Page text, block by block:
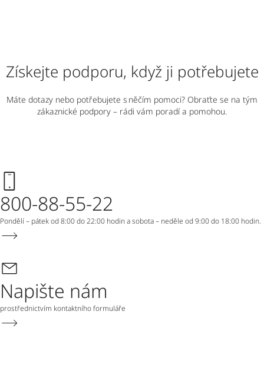
Získejte podporu, když ji potřebujete
Máte dotazy nebo potřebujete s něčím pomoci? Obraťte se na tým
zákaznické podpory – rádi vám poradí a pomohou.
800-88-55-22
Pondělí – pátek od 8:00 do 22:00 hodin a sobota – neděle od 9:00 do 18:00 hodin.
Napište nám
prostřednictvím kontaktního formuláře